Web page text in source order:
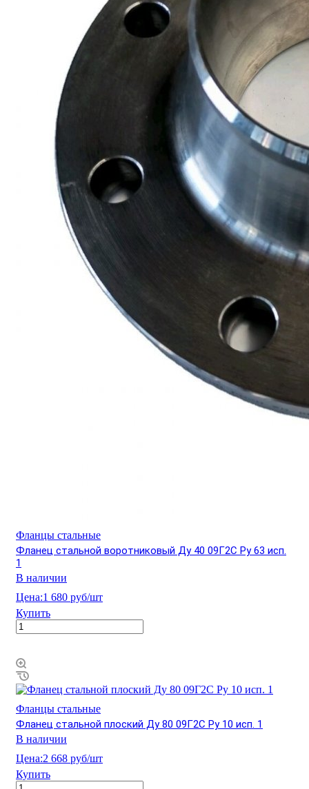
Фланцы стальные
Фланец стальной воротниковый Ду 40 09Г2С Ру 63 исп.
1
В наличии
Цена:1 680 руб/шт
Купить
Фланцы стальные
Фланец стальной плоский Ду 80 09Г2С Ру 10 исп. 1
В наличии
Цена:2 668 руб/шт
Купить